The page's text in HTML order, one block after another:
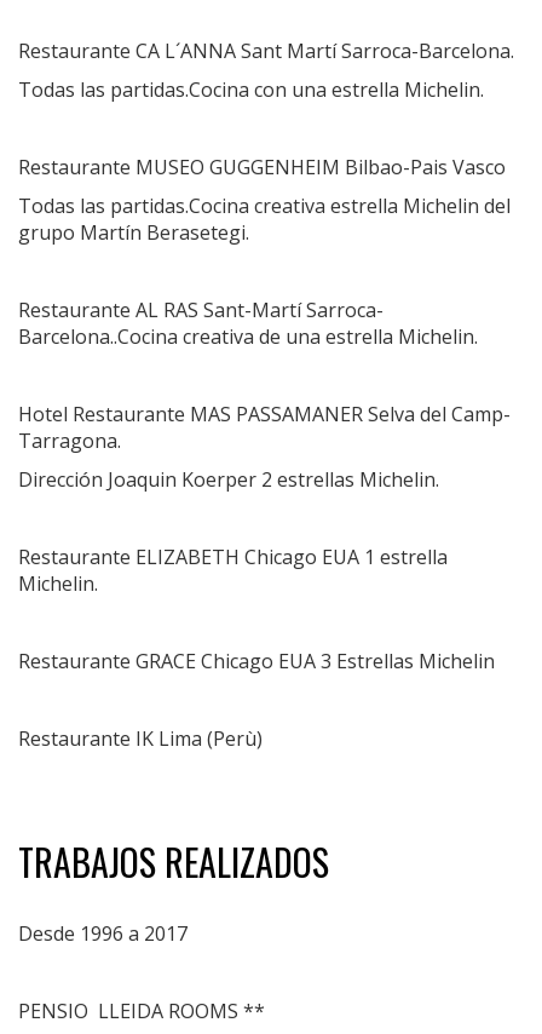
Restaurante CA L´ANNA Sant Martí Sarroca-Barcelona.
Todas las partidas.Cocina con una estrella Michelin.
Restaurante MUSEO GUGGENHEIM Bilbao-Pais Vasco
Todas las partidas.Cocina creativa estrella Michelin del
grupo Martín Berasetegi.
Restaurante AL RAS Sant-Martí Sarroca-
Barcelona..Cocina creativa de una estrella Michelin.
Hotel Restaurante MAS PASSAMANER Selva del Camp-
Tarragona.
Dirección Joaquin Koerper 2 estrellas Michelin.
Restaurante ELIZABETH Chicago EUA 1 estrella
Michelin.
Restaurante GRACE Chicago EUA 3 Estrellas Michelin
Restaurante IK Lima (Perù)
TRABAJOS REALIZADOS
Desde 1996 a 2017
PENSIO LLEIDA ROOMS **